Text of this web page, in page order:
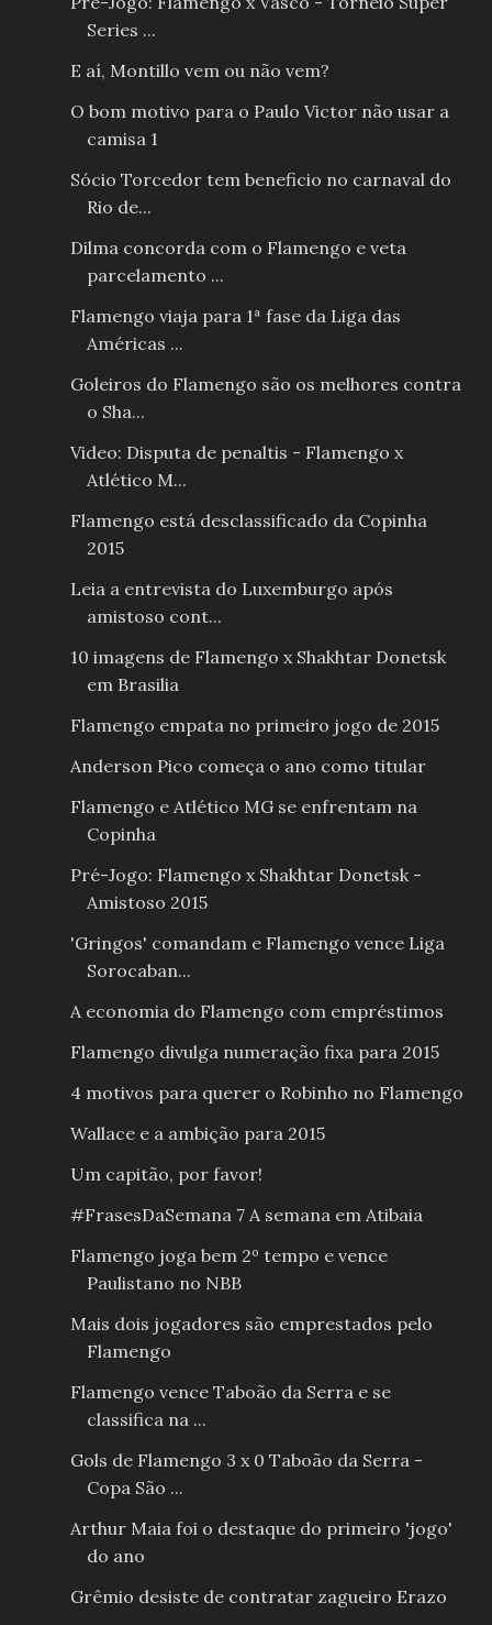
Series ...
E aí, Montillo vem ou não vem?
O bom motivo para o Paulo Victor não usar a
camisa 1
Sócio Torcedor tem beneficio no carnaval do
Rio de...
Dilma concorda com o Flamengo e veta
parcelamento ...
Flamengo viaja para 1ª fase da Liga das
Américas ...
Goleiros do Flamengo são os melhores contra
o Sha...
Video: Disputa de penaltis - Flamengo x
Atlético M...
Flamengo está desclassificado da Copinha
2015
Leia a entrevista do Luxemburgo após
amistoso cont...
10 imagens de Flamengo x Shakhtar Donetsk
em Brasilia
Flamengo empata no primeiro jogo de 2015
Anderson Pico começa o ano como titular
Flamengo e Atlético MG se enfrentam na
Copinha
Pré-Jogo: Flamengo x Shakhtar Donetsk -
Amistoso 2015
'Gringos' comandam e Flamengo vence Liga
Sorocaban...
A economia do Flamengo com empréstimos
Flamengo divulga numeração fixa para 2015
4 motivos para querer o Robinho no Flamengo
Wallace e a ambição para 2015
Um capitão, por favor!
#FrasesDaSemana 7 A semana em Atibaia
Flamengo joga bem 2º tempo e vence
Paulistano no NBB
Mais dois jogadores são emprestados pelo
Flamengo
Flamengo vence Taboão da Serra e se
classifica na ...
Gols de Flamengo 3 x 0 Taboão da Serra -
Copa São ...
Arthur Maia foi o destaque do primeiro 'jogo'
do ano
Grêmio desiste de contratar zagueiro Erazo